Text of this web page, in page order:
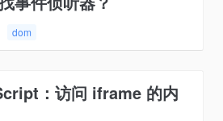
dom
：访问 iframe 的内